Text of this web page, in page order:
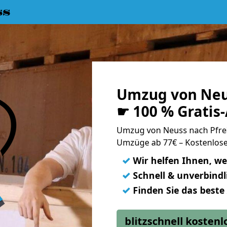
Umzug von
☛ 100 %
Umzug von Neuss nach
Umzüge ab 77€ –
✓ Wir helfen Ihnen,
✓ Schnell &
✓ Finden Sie das
blitzschnell